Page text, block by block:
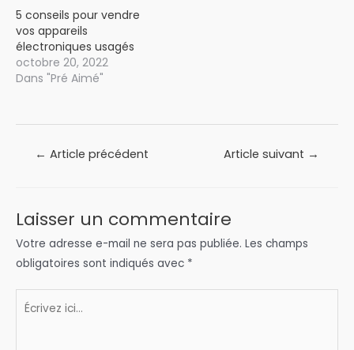
5 conseils pour vendre
vos appareils
électroniques usagés
octobre 20, 2022
Dans "Pré Aimé"
Navigation
← Article précédent Article suivant →
Laisser un commentaire
Votre adresse e-mail ne sera pas publiée. Les champs
obligatoires sont indiqués avec *
Écrivez